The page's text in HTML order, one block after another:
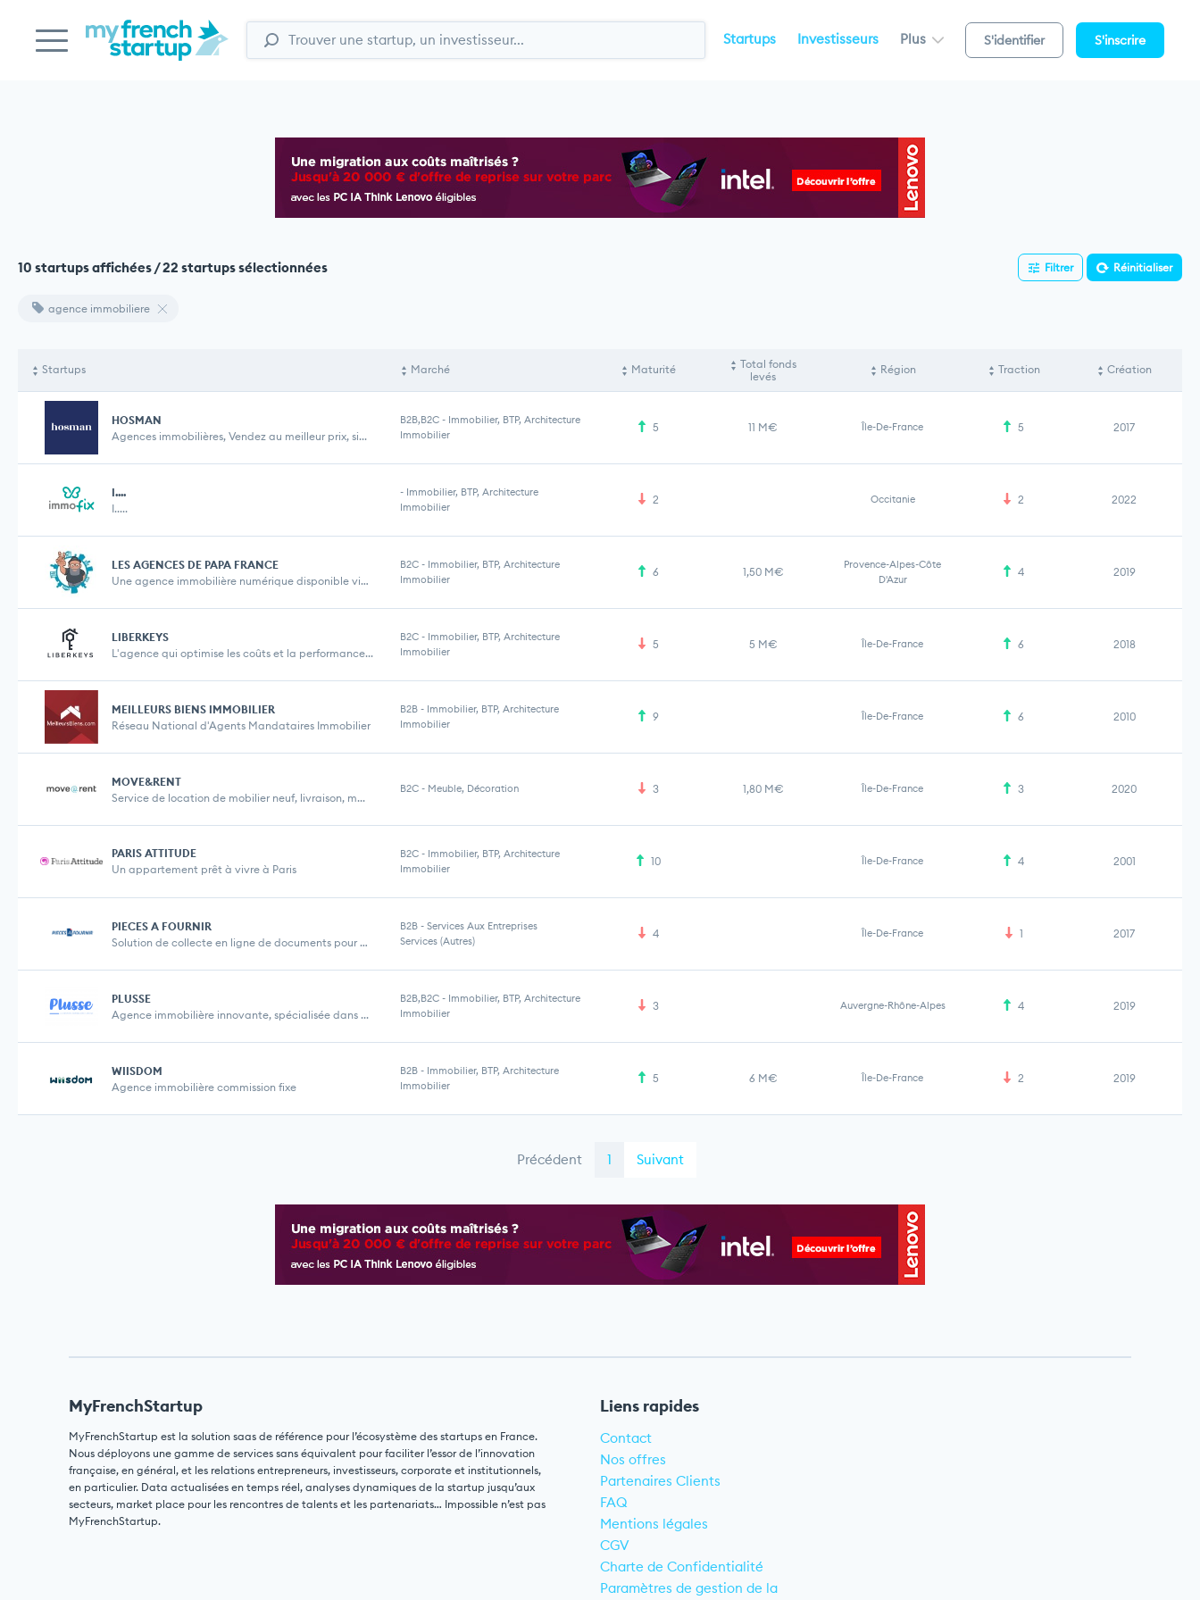
Startups Investisseurs Plus S'identifier S'inscrire
10 startups affichées / 22 startups sélectionnées Filtrer Réinitialiser
agence immobiliere
Startups Marché Maturité
Total fonds
levés
Région Traction Création
HOSMAN
Agences immobilières, Vendez au meilleur prix, si...
B2B,B2C - Immobilier, BTP, Architecture
Immobilier
5 11 M€ Île-De-France 5 2017
I....
I.....
- Immobilier, BTP, Architecture
Immobilier
2 Occitanie 2 2022
LES AGENCES DE PAPA FRANCE
Une agence immobilière numérique disponible via ...
B2C - Immobilier, BTP, Architecture
Immobilier
6 1,50 M€
Provence-Alpes-Côte
D'Azur
4 2019
LIBERKEYS
L'agence qui optimise les coûts et la performance...
B2C - Immobilier, BTP, Architecture
Immobilier
5 5 M€ Île-De-France 6 2018
MEILLEURS BIENS IMMOBILIER
Réseau National d'Agents Mandataires Immobilier
B2B - Immobilier, BTP, Architecture
Immobilier
9 Île-De-France 6 2010
MOVE&RENT
Service de location de mobilier neuf, livraison, m...
B2C - Meuble, Décoration 3 1,80 M€ Île-De-France 3 2020
PARIS ATTITUDE
Un appartement prêt à vivre à Paris
B2C - Immobilier, BTP, Architecture
Immobilier
10 Île-De-France 4 2001
PIECES A FOURNIR
Solution de collecte en ligne de documents pour TP...
B2B - Services Aux Entreprises
Services (Autres)
4 Île-De-France 1 2017
PLUSSE
Agence immobilière innovante, spécialisée dans ...
B2B,B2C - Immobilier, BTP, Architecture
Immobilier
3 Auvergne-Rhône-Alpes 4 2019
WIISDOM
Agence immobilière commission fixe
B2B - Immobilier, BTP, Architecture
Immobilier
5 6 M€ Île-De-France 2 2019
Précédent 1 Suivant
MyFrenchStartup
MyFrenchStartup est la solution saas de référence pour l’écosystème des startups en France.
Nous déployons une gamme de services sans équivalent pour faciliter l’essor de l’innovation
française, en général, et les relations entrepreneurs, investisseurs, corporate et institutionnels,
en particulier. Data actualisées en temps réel, analyses dynamiques de la startup jusqu’aux
secteurs, market place pour les rencontres de talents et les partenariats… Impossible n’est pas
MyFrenchStartup.
Liens rapides
Contact
Nos offres
Partenaires Clients
FAQ
Mentions légales
CGV
Charte de Confidentialité
Paramètres de gestion de la